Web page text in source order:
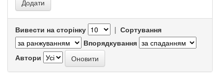
Вивести на сторінку | Сортування
Впорядкування
Автори